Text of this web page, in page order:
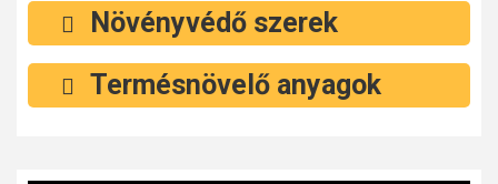
Növényvédő szerek
Termésnövelő anyagok